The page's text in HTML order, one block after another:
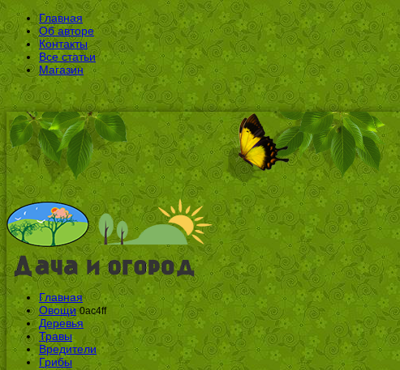
Главная
Об авторе
Контакты
Все статьи
Магазин
Главная
Овощи 0ac4ff
Деревья
Травы
Вредители
Грибы